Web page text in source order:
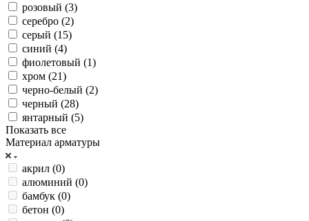
розовый (3)
серебро (2)
серый (15)
синий (4)
фиолетовый (1)
хром (21)
черно-белый (2)
черный (28)
янтарный (5)
Показать все
Материал арматуры
акрил (0)
алюминий (0)
бамбук (0)
бетон (0)